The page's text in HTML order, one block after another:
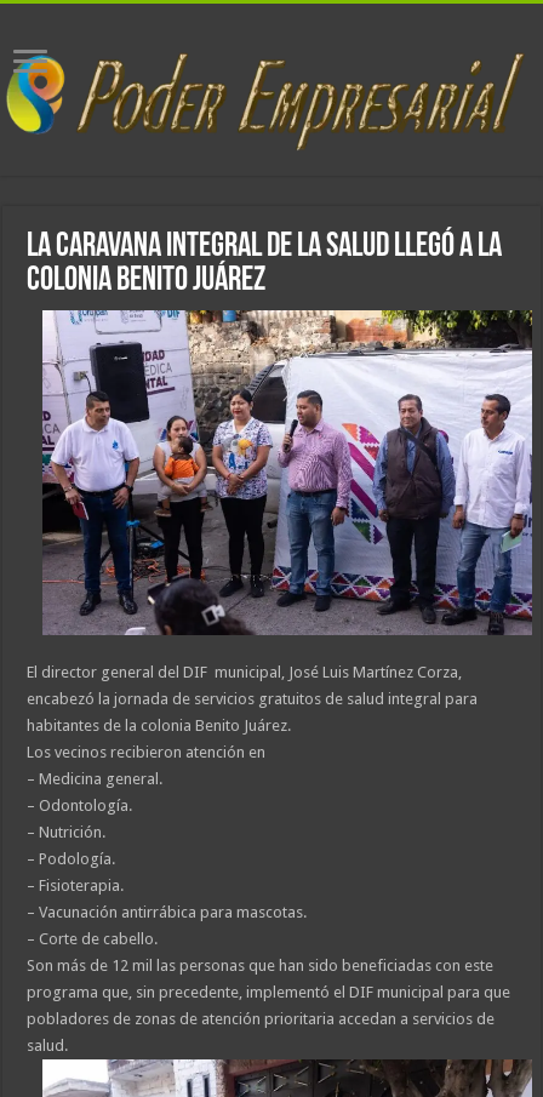
La Caravana Integral de la Salud llegó a la
colonia Benito Juárez
El director general del DIF municipal, José Luis Martínez Corza,
encabezó la jornada de servicios gratuitos de salud integral para
habitantes de la colonia Benito Juárez.
Los vecinos recibieron atención en
– Medicina general.
– Odontología.
– Nutrición.
– Podología.
– Fisioterapia.
– Vacunación antirrábica para mascotas.
– Corte de cabello.
Son más de 12 mil las personas que han sido beneficiadas con este
programa que, sin precedente, implementó el DIF municipal para que
pobladores de zonas de atención prioritaria accedan a servicios de
salud.